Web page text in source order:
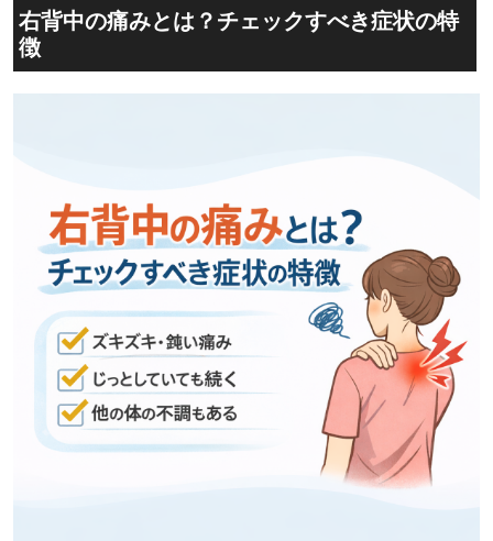
右背中の痛みとは？チェックすべき症状の特
徴